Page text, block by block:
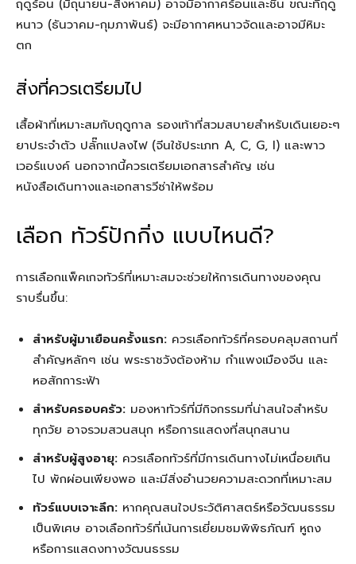
ฤดูร้อน (มิถุนายน-สิงหาคม) อาจมีอากาศร้อนและชื้น ขณะที่ฤดู
หนาว (ธันวาคม-กุมภาพันธ์) จะมีอากาศหนาวจัดและอาจมีหิมะ
ตก
สิ่งที่ควรเตรียมไป
เสื้อผ้าที่เหมาะสมกับฤดูกาล รองเท้าที่สวมสบายสำหรับเดินเยอะๆ
ยาประจำตัว ปลั๊กแปลงไฟ (จีนใช้ประเภท A, C, G, I) และพาว
เวอร์แบงค์ นอกจากนี้ควรเตรียมเอกสารสำคัญ เช่น
หนังสือเดินทางและเอกสารวีซ่าให้พร้อม
เลือก ทัวร์ปักกิ่ง แบบไหนดี?
การเลือกแพ็คเกจทัวร์ที่เหมาะสมจะช่วยให้การเดินทางของคุณ
ราบรื่นขึ้น:
สำหรับผู้มาเยือนครั้งแรก: ควรเลือกทัวร์ที่ครอบคลุมสถานที่
สำคัญหลักๆ เช่น พระราชวังต้องห้าม กำแพงเมืองจีน และ
หอสักการะฟ้า
สำหรับครอบครัว: มองหาทัวร์ที่มีกิจกรรมที่น่าสนใจสำหรับ
ทุกวัย อาจรวมสวนสนุก หรือการแสดงที่สนุกสนาน
สำหรับผู้สูงอายุ: ควรเลือกทัวร์ที่มีการเดินทางไม่เหนื่อยเกิน
ไป พักผ่อนเพียงพอ และมีสิ่งอำนวยความสะดวกที่เหมาะสม
ทัวร์แบบเจาะลึก: หากคุณสนใจประวัติศาสตร์หรือวัฒนธรรม
เป็นพิเศษ อาจเลือกทัวร์ที่เน้นการเยี่ยมชมพิพิธภัณฑ์ หูถง
หรือการแสดงทางวัฒนธรรม